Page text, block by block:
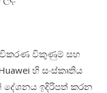
විකුණුම් සහ
හි සංස්කෘතිය
දේශනය ඉදිරිපත් කරන